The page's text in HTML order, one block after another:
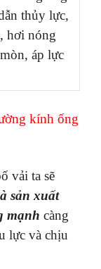
thủy lực,
hơi nóng
áp lực
kính ống
vải ta sẽ
sản xuất
mạnh càng
lực và chịu